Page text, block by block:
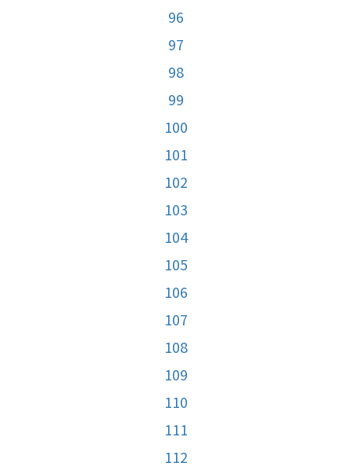
96
97
98
99
100
101
102
103
104
105
106
107
108
109
110
111
112